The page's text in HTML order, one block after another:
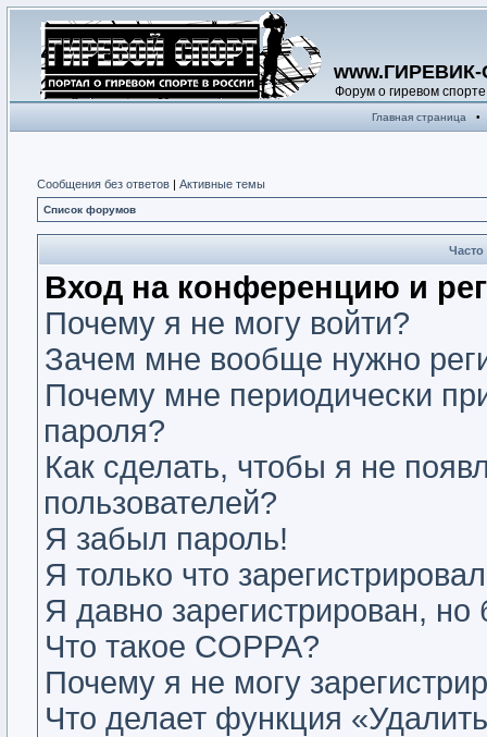
Форум о гиревом спорте
Главная страница •
Сообщения без ответов | Активные темы
Список форумов
Вход на конференцию и
Почему я не могу войти?
Зачем мне вообще нужно
Почему мне периодически
пароля?
Как сделать, чтобы я не
пользователей?
Я забыл пароль!
Я только что
Я давно зарегистрирован,
Что такое COPPA?
Почему я не могу
Что делает функция